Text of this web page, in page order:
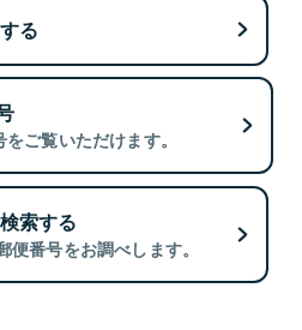
る
ご覧いただけます。
索する
番号をお調べします。